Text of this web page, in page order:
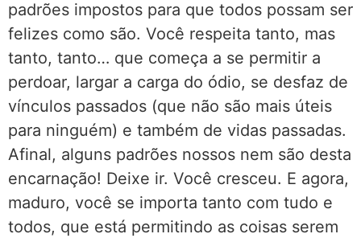
padrões impostos para que todos possam ser
felizes como são. Você respeita tanto, mas
tanto, tanto… que começa a se permitir a
perdoar, largar a carga do ódio, se desfaz de
vínculos passados (que não são mais úteis
para ninguém) e também de vidas passadas.
Afinal, alguns padrões nossos nem são desta
encarnação! Deixe ir. Você cresceu. E agora,
maduro, você se importa tanto com tudo e
todos, que está permitindo as coisas serem